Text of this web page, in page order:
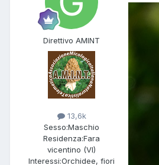
Direttivo AMINT
13,6k
Sesso:Maschio
Residenza:Fara
vicentino (VI)
Interessi:Orchidee, fiori